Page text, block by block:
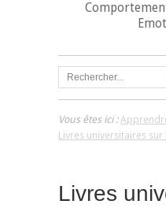
Vous êtes ici :
Livres universitaires sur
Livres